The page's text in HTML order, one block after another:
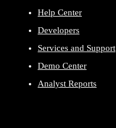
Help Center
Developers
Services and Support
Demo Center
Analyst Reports